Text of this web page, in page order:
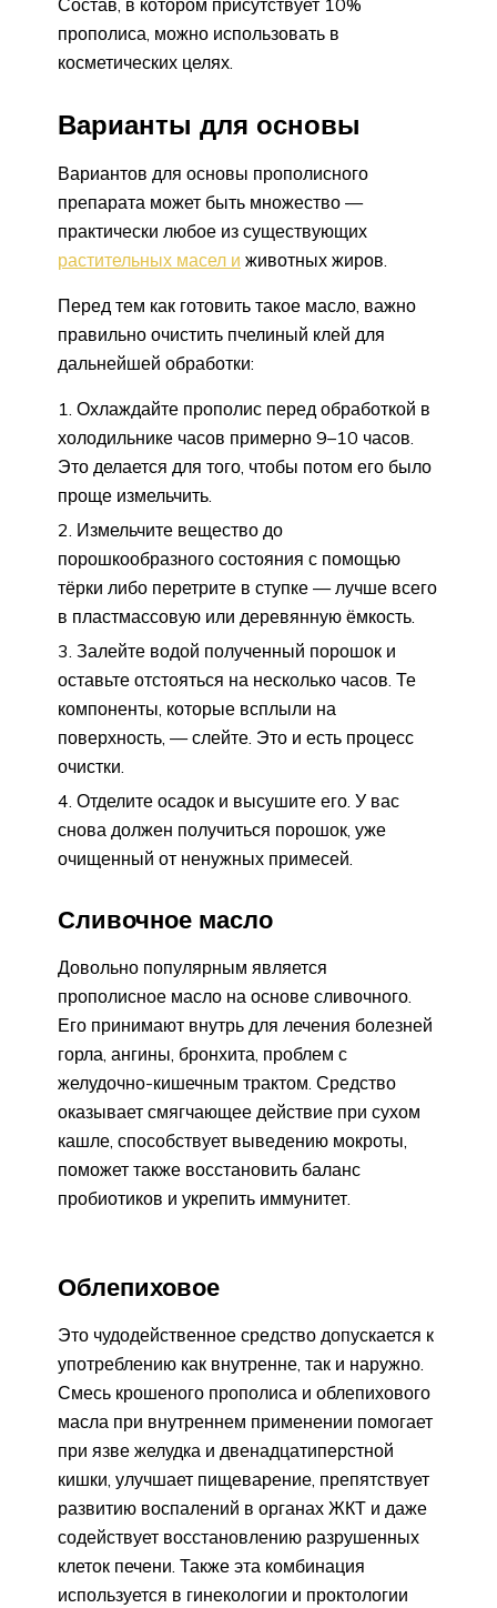
Состав, в котором присутствует 10%
прополиса, можно использовать в
косметических целях.
Варианты для основы
Вариантов для основы прополисного
препарата может быть множество —
практически любое из существующих
растительных масел и животных жиров.
Перед тем как готовить такое масло, важно
правильно очистить пчелиный клей для
дальнейшей обработки:
Охлаждайте прополис перед обработкой в
холодильнике часов примерно 9–10 часов.
Это делается для того, чтобы потом его было
проще измельчить.
Измельчите вещество до
порошкообразного состояния с помощью
тёрки либо перетрите в ступке — лучше всего
в пластмассовую или деревянную ёмкость.
Залейте водой полученный порошок и
оставьте отстояться на несколько часов. Те
компоненты, которые всплыли на
поверхность, — слейте. Это и есть процесс
очистки.
Отделите осадок и высушите его. У вас
снова должен получиться порошок, уже
очищенный от ненужных примесей.
Сливочное масло
Довольно популярным является
прополисное масло на основе сливочного.
Его принимают внутрь для лечения болезней
горла, ангины, бронхита, проблем с
желудочно-кишечным трактом. Средство
оказывает смягчающее действие при сухом
кашле, способствует выведению мокроты,
поможет также восстановить баланс
пробиотиков и укрепить иммунитет.
Облепиховое
Это чудодейственное средство допускается к
употреблению как внутренне, так и наружно.
Смесь крошеного прополиса и облепихового
масла при внутреннем применении помогает
при язве желудка и двенадцатиперстной
кишки, улучшает пищеварение, препятствует
развитию воспалений в органах ЖКТ и даже
содействует восстановлению разрушенных
клеток печени. Также эта комбинация
используется в гинекологии и проктологии